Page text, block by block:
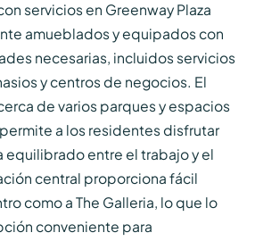
servicios en Greenway Plaza
amueblados y equipados con
necesarias, incluidos servicios
y centros de negocios. El
de varios parques y espacios
a los residentes disfrutar
equilibrado entre el trabajo y el
central proporciona fácil
como a The Galleria, lo que lo
conveniente para